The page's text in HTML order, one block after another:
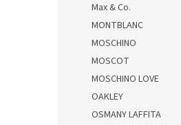
Max & Co.
MONTBLANC
MOSCHINO
MOSCOT
MOSCHINO LOVE
OAKLEY
OSMANY LAFFITA